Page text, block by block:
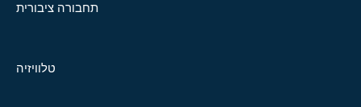
תחבורה ציבורית
טלוויזיה